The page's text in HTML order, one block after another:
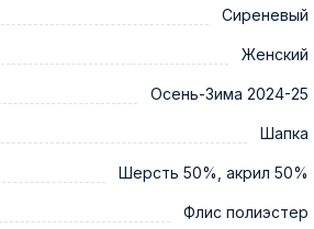
Сиреневый
Женский
Осень-Зима 2024-25
Шапка
Шерсть 50%, акрил 50%
Флис полиэстер